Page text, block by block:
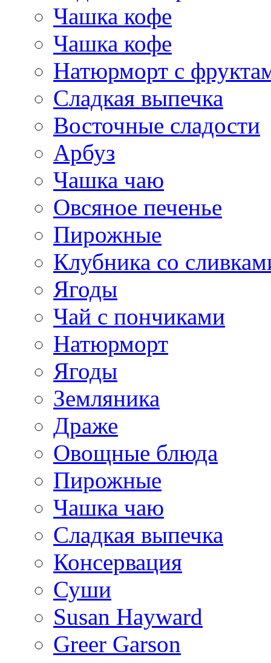
Чашка кофе
Чашка кофе
Натюрморт с
Сладкая выпечка
Восточные сладости
Арбуз
Чашка чаю
Овсяное печенье
Пирожные
Клубника со
Ягоды
Чай с пончиками
Натюрморт
Ягоды
Земляника
Драже
Овощные блюда
Пирожные
Чашка чаю
Сладкая выпечка
Консервация
Суши
Susan Hayward
Greer Garson